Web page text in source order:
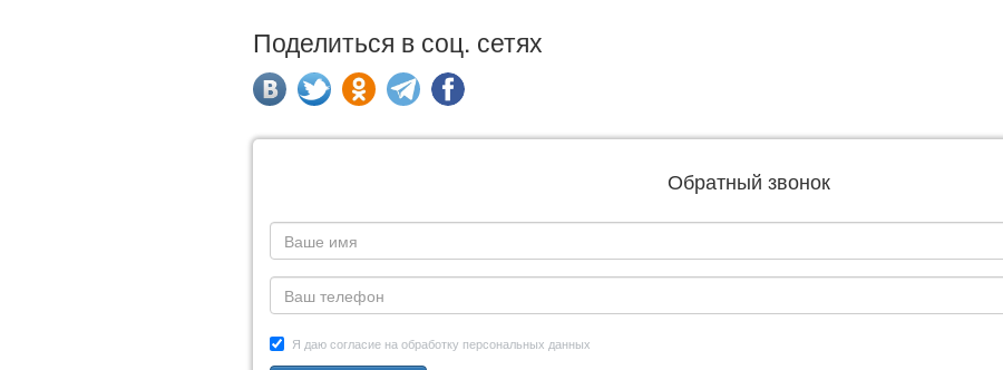
Поделиться в соц. сетях
Обратный звонок
Я даю согласие на обработку персональных данных